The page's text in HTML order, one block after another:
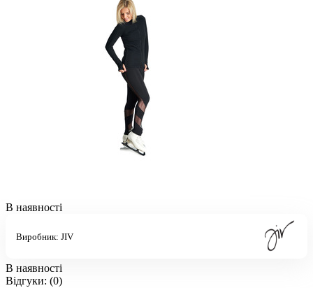
В наявності
Виробник: JIV
В наявності
Відгуки: (0)